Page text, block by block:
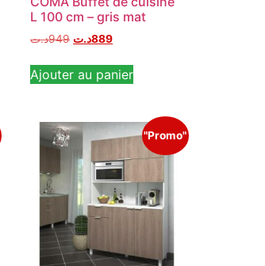
L 100 cm – gris mat
949د.ت 889د.ت
Ajouter au panier
"Promo"